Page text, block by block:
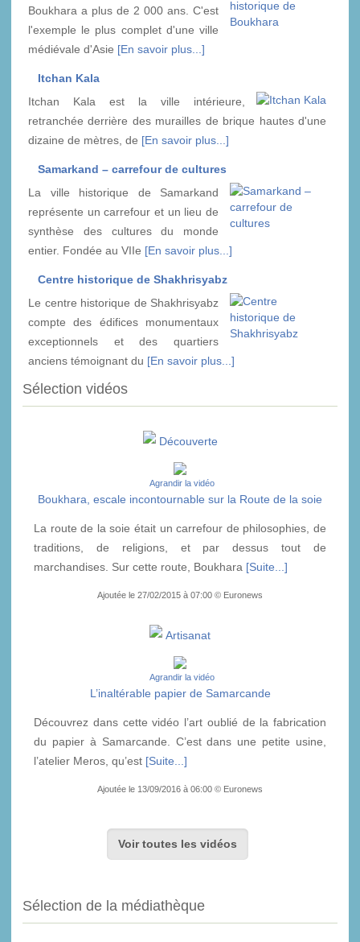
Boukhara a plus de 2 000 ans. C'est
l'exemple le plus complet d'une ville
médiévale d'Asie [En savoir plus...]
Itchan Kala
Itchan Kala est la ville intérieure,
retranchée derrière des murailles de brique hautes d'une
dizaine de mètres, de [En savoir plus...]
Samarkand – carrefour de cultures
La ville historique de Samarkand
représente un carrefour et un lieu de
synthèse des cultures du monde
entier. Fondée au VIIe [En savoir plus...]
Centre historique de Shakhrisyabz
Le centre historique de Shakhrisyabz
compte des édifices monumentaux
exceptionnels et des quartiers
anciens témoignant du [En savoir plus...]
Sélection vidéos
Découverte
Agrandir la vidéo
Boukhara, escale incontournable sur la Route de la soie
La route de la soie était un carrefour de philosophies, de
traditions, de religions, et par dessus tout de
marchandises. Sur cette route, Boukhara [Suite...]
Ajoutée le 27/02/2015 à 07:00 © Euronews
Artisanat
Agrandir la vidéo
L’inaltérable papier de Samarcande
Découvrez dans cette vidéo l’art oublié de la fabrication
du papier à Samarcande. C’est dans une petite usine,
l’atelier Meros, qu’est [Suite...]
Ajoutée le 13/09/2016 à 06:00 © Euronews
Voir toutes les vidéos
Sélection de la médiathèque